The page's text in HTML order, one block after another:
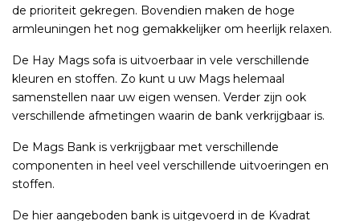
de prioriteit gekregen. Bovendien maken de hoge
armleuningen het nog gemakkelijker om heerlijk relaxen.
De Hay Mags sofa is uitvoerbaar in vele verschillende
kleuren en stoffen. Zo kunt u uw Mags helemaal
samenstellen naar uw eigen wensen. Verder zijn ook
verschillende afmetingen waarin de bank verkrijgbaar is.
De Mags Bank is verkrijgbaar met verschillende
componenten in heel veel verschillende uitvoeringen en
stoffen.
De hier aangeboden bank is uitgevoerd in de Kvadrat